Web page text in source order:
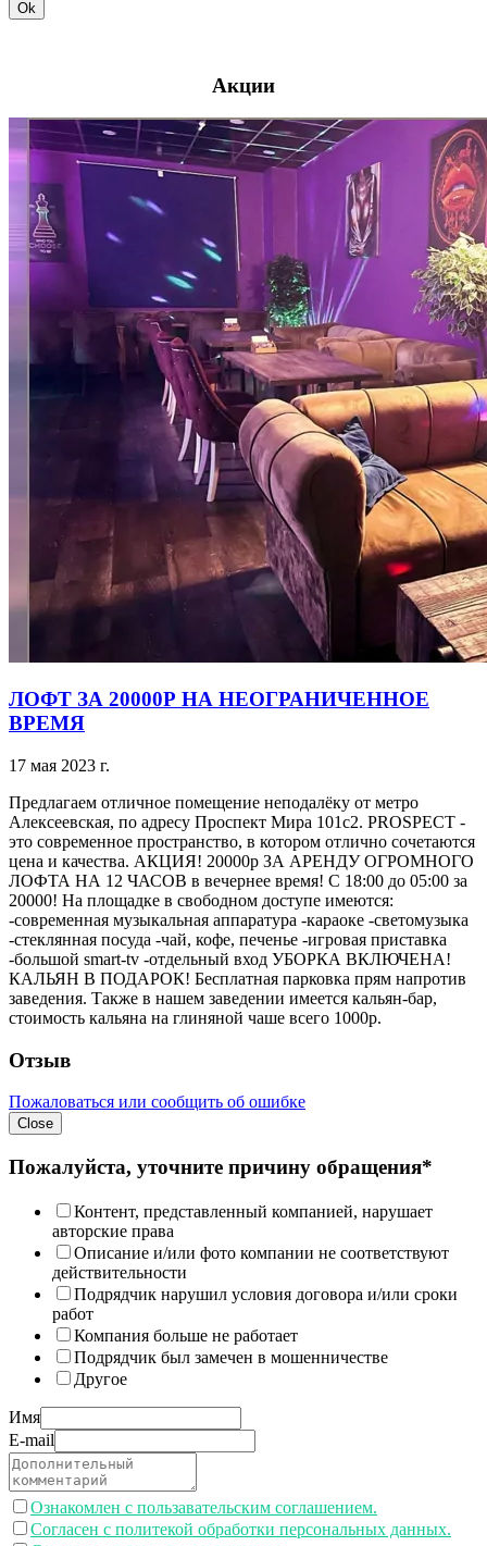
Ok
Акции
ЛОФТ ЗА 20000Р НА НЕОГРАНИЧЕННОЕ
ВРЕМЯ
17 мая 2023 г.
Предлагаем отличное помещение неподалёку от метро
Алексеевская, по адресу Проспект Мира 101с2. PROSPECT -
это современное пространство, в котором отлично сочетаются
цена и качества. АКЦИЯ! 20000р ЗА АРЕНДУ ОГРОМНОГО
ЛОФТА НА 12 ЧАСОВ в вечернее время! С 18:00 до 05:00 за
20000! На площадке в свободном доступе имеются:
-современная музыкальная аппаратура -караоке -светомузыка
-стеклянная посуда -чай, кофе, печенье -игровая приставка
-большой smart-tv -отдельный вход УБОРКА ВКЛЮЧЕНА!
КАЛЬЯН В ПОДАРОК! Бесплатная парковка прям напротив
заведения. Также в нашем заведении имеется кальян-бар,
стоимость кальяна на глиняной чаше всего 1000р.
Отзыв
Пожаловаться или сообщить об ошибке
Close
Пожалуйста, уточните причину обращения*
Контент, представленный компанией, нарушает
авторские права
Описание и/или фото компании не соответствуют
действительности
Подрядчик нарушил условия договора и/или сроки
работ
Компания больше не работает
Подрядчик был замечен в мошенничестве
Другое
Имя
E-mail
Ознакомлен с пользавательским соглашением.
Согласен с политекой обработки персональных данных.